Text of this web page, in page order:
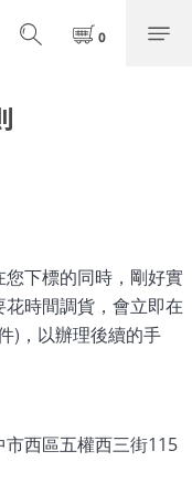
下標的同時，剛好實
花時間調貨 ， 會立即在
)，以辦理後續的手
市西區五權西三街115